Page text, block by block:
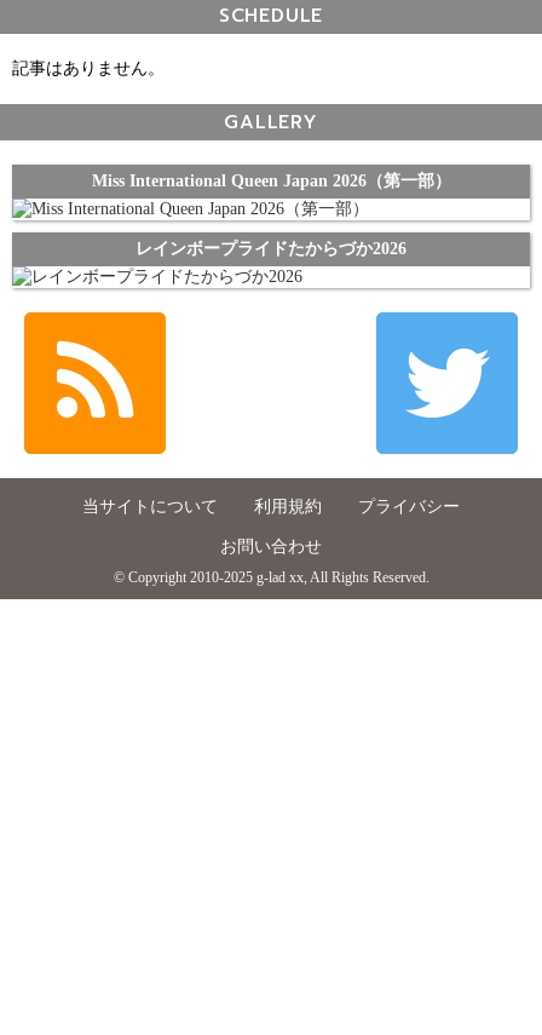
SCHEDULE
記事はありません。
GALLERY
Miss International Queen Japan 2026（第一部）
レインボープライドたからづか2026
当サイトについて 利用規約 プライバシー
お問い合わせ
© Copyright 2010-2025 g-lad xx, All Rights Reserved.